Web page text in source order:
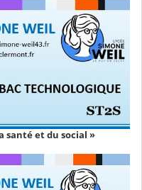
santé et du social »